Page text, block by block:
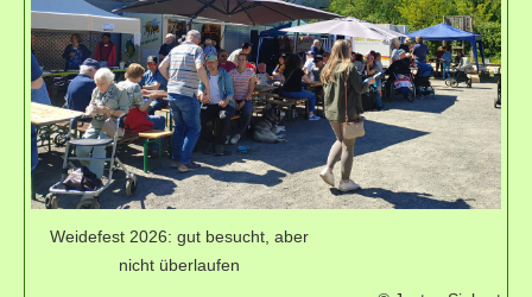
Weidefest 2026: gut besucht, aber
nicht überlaufen